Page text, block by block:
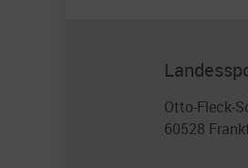
Otto-Fleck-
60528